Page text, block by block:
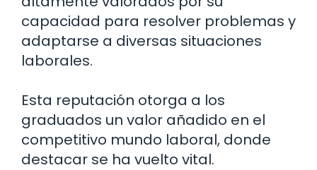
capacidad para resolver problemas y
adaptarse a diversas situaciones
laborales.
Esta reputación otorga a los
graduados un valor añadido en el
competitivo mundo laboral, donde
destacar se ha vuelto vital.